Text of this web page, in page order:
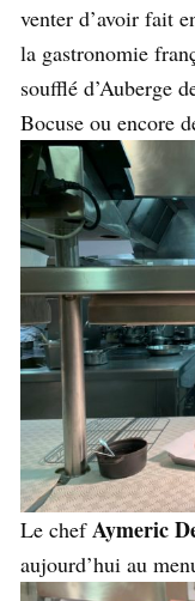
venter d’avoir fait
la gastronomie
soufflé d’Auberge
Bocuse ou encore
Le chefAymeric
aujourd’hui au